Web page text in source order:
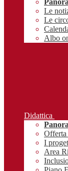
Le
Le
Albo
Didattica
Offerta
I
Area